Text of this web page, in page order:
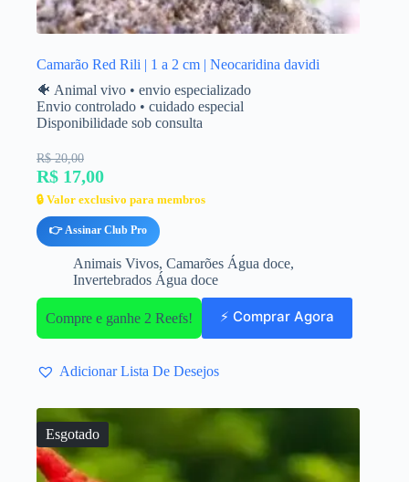
Camarão Red Rili | 1 a 2 cm | Neocaridina davidi
🐠 Animal vivo • envio especializado
Envio controlado • cuidado especial
Disponibilidade sob consulta
R$ 20,00
R$ 17,00
🔒 Valor exclusivo para membros
👉 Assinar Club Pro
Animais Vivos, Camarões Água doce,
Invertebrados Água doce
Compre e ganhe 2 Reefs! ⚡ Comprar Agora
Adicionar Lista De Desejos
Esgotado